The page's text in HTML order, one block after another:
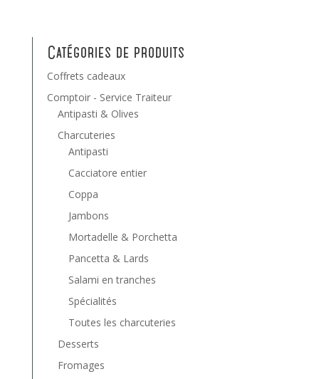
Catégories de produits
Coffrets cadeaux
Comptoir - Service Traiteur
Antipasti & Olives
Charcuteries
Antipasti
Cacciatore entier
Coppa
Jambons
Mortadelle & Porchetta
Pancetta & Lards
Salami en tranches
Spécialités
Toutes les charcuteries
Desserts
Fromages